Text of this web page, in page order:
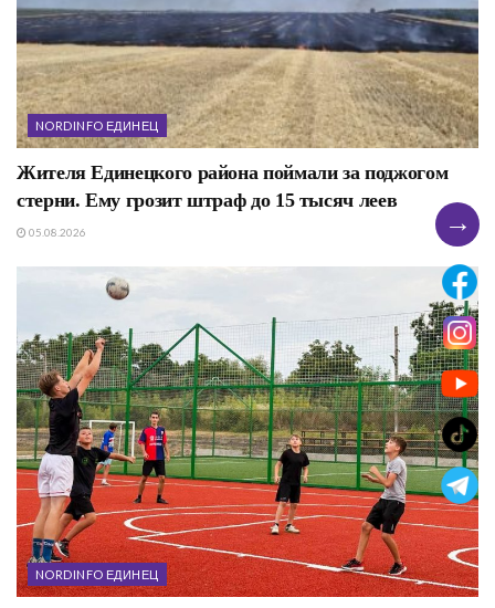
NORDINFO ЕДИНЕЦ
Жителя Единецкого района поймали за поджогом
стерни. Ему грозит штраф до 15 тысяч леев
05.08.2026
NORDINFO ЕДИНЕЦ
→